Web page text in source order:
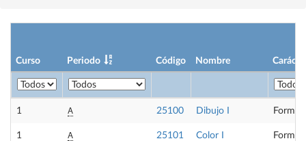
Curso Periodo Código Nombre
1 A 25100 Dibujo I
1 A 25101 Color I